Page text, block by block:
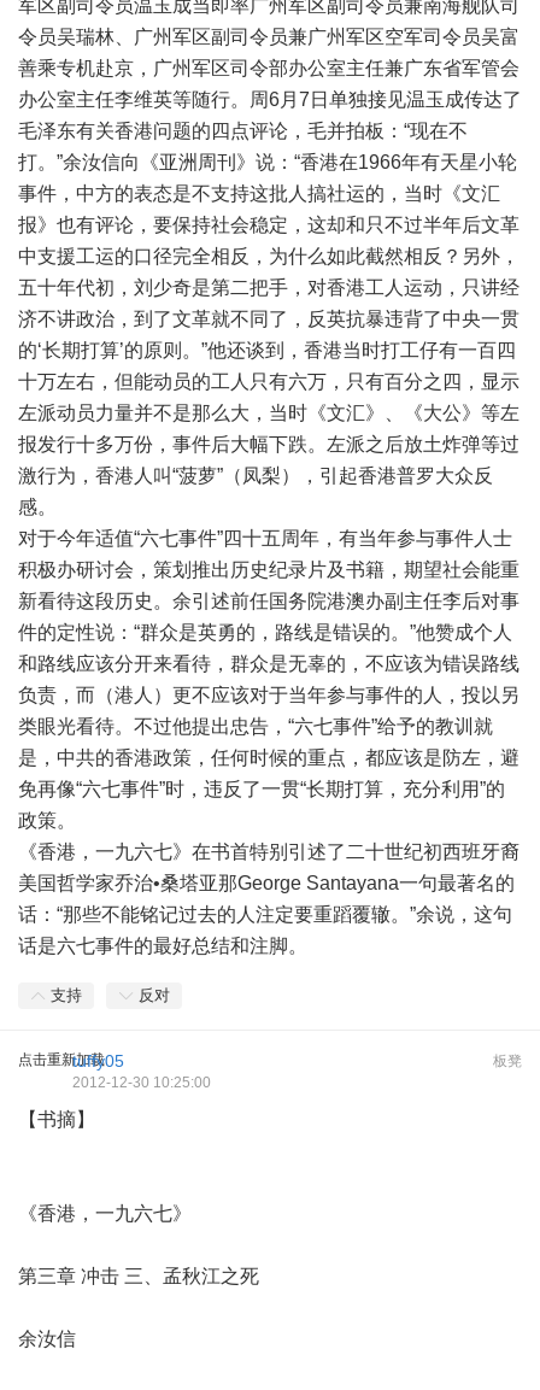
军区副司令员温玉成当即率广州军区副司令员兼南海舰队司
令员吴瑞林、广州军区副司令员兼广州军区空军司令员吴富
善乘专机赴京，广州军区司令部办公室主任兼广东省军管会
办公室主任李维英等随行。周6月7日单独接见温玉成传达了
毛泽东有关香港问题的四点评论，毛并拍板：“现在不
打。”余汝信向《亚洲周刊》说：“香港在1966年有天星小轮
事件，中方的表态是不支持这批人搞社运的，当时《文汇
报》也有评论，要保持社会稳定，这却和只不过半年后文革
中支援工运的口径完全相反，为什么如此截然相反？另外，
五十年代初，刘少奇是第二把手，对香港工人运动，只讲经
济不讲政治，到了文革就不同了，反英抗暴违背了中央一贯
的‘长期打算’的原则。”他还谈到，香港当时打工仔有一百四
十万左右，但能动员的工人只有六万，只有百分之四，显示
左派动员力量并不是那么大，当时《文汇》、《大公》等左
报发行十多万份，事件后大幅下跌。左派之后放土炸弹等过
激行为，香港人叫“菠萝”（凤梨），引起香港普罗大众反
感。
对于今年适值“六七事件”四十五周年，有当年参与事件人士
积极办研讨会，策划推出历史纪录片及书籍，期望社会能重
新看待这段历史。余引述前任国务院港澳办副主任李后对事
件的定性说：“群众是英勇的，路线是错误的。”他赞成个人
和路线应该分开来看待，群众是无辜的，不应该为错误路线
负责，而（港人）更不应该对于当年参与事件的人，投以另
类眼光看待。不过他提出忠告，“六七事件”给予的教训就
是，中共的香港政策，任何时候的重点，都应该是防左，避
免再像“六七事件”时，违反了一贯“长期打算，充分利用”的
政策。
《香港，一九六七》在书首特别引述了二十世纪初西班牙裔
美国哲学家乔治•桑塔亚那George Santayana一句最著名的
话：“那些不能铭记过去的人注定要重蹈覆辙。”余说，这句
话是六七事件的最好总结和注脚。
支持 反对
点击重新加载 板凳
tuffy05
2012-12-30 10:25:00
【书摘】
《香港，一九六七》
第三章 冲击 三、孟秋江之死
余汝信